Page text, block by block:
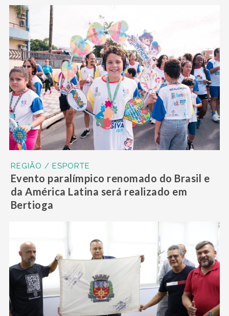
REGIÃO / ESPORTE
Evento paralímpico renomado do Brasil e
da América Latina será realizado em
Bertioga